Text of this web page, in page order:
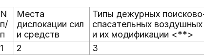
N
п/
п
Места
дислокации сил
и средств
Типы дежурных
спасательных
и их модификации <**>
1 2 3